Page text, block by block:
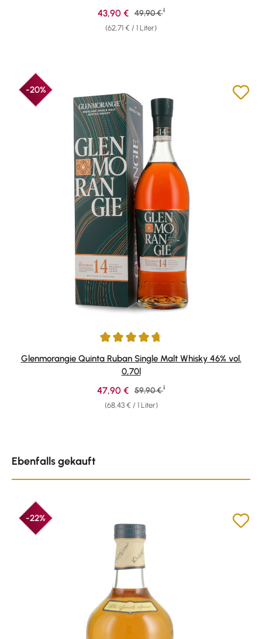
(62,71 € / 1 Liter)
Verkaufspreis:
43,90 € Regulärer Preis:
49,90 € 1
-20%
Durchschnittliche Bewertung von 4.84 von 5 Sternen
Glenmorangie Quinta Ruban Single Malt Whisky 46% vol.
0,70l
(68,43 € / 1 Liter)
Verkaufspreis:
47,90 € Regulärer Preis:
59,90 € 1
Ebenfalls gekauft
-22%